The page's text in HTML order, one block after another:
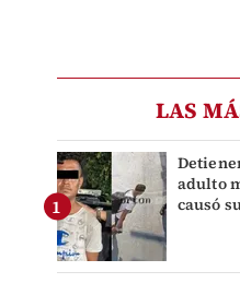
LAS
adulto
causó